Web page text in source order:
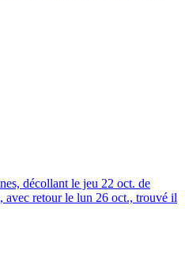
décollant le jeu 22 oct. de
avec retour le lun 26 oct., trouvé il